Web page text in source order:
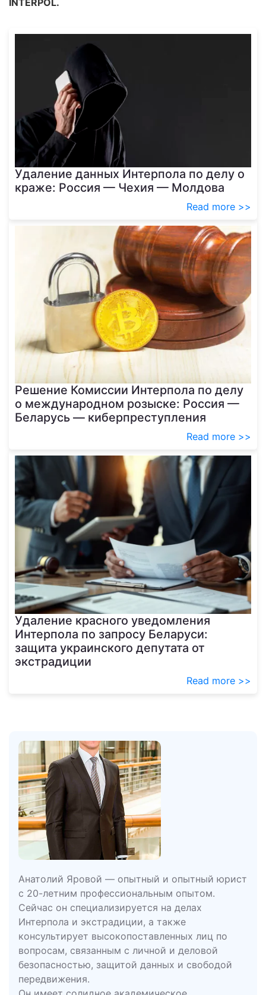
INTERPOL.
Удаление данных Интерпола по делу о
краже: Россия — Чехия — Молдова
Read more >>
Решение Комиссии Интерпола по делу
о международном розыске: Россия —
Беларусь — киберпреступления
Read more >>
Удаление красного уведомления
Интерпола по запросу Беларуси:
защита украинского депутата от
экстрадиции
Read more >>
Анатолий Яровой — опытный и опытный юрист
с 20-летним профессиональным опытом.
Сейчас он специализируется на делах
Интерпола и экстрадиции, а также
консультирует высокопоставленных лиц по
вопросам, связанным с личной и деловой
безопасностью, защитой данных и свободой
передвижения.